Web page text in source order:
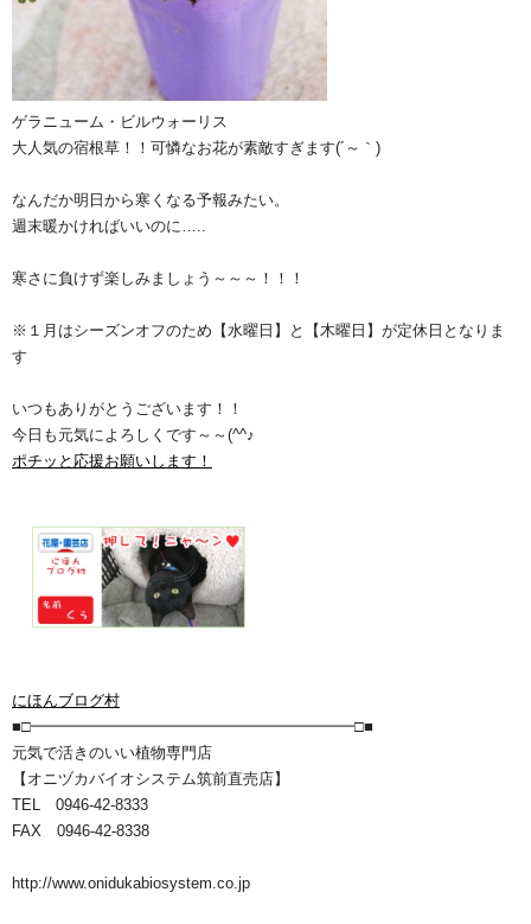
ゲラニューム・ビルウォーリス
大人気の宿根草！！可憐なお花が素敵すぎます(´～｀)
なんだか明日から寒くなる予報みたい。
週末暖かければいいのに…..
寒さに負けず楽しみましょう～～～！！！
※１月はシーズンオフのため【水曜日】と【木曜日】が定休日となりま
す
いつもありがとうございます！！
今日も元気によろしくです～～(^^♪
ポチッと応援お願いします！
にほんブログ村
■□━━━━━━━━━━━━━━━━━━━━━□■
元気で活きのいい植物専門店
【オニヅカバイオシステム筑前直売店】
TEL 0946-42-8333
FAX 0946-42-8338
http://www.onidukabiosystem.co.jp